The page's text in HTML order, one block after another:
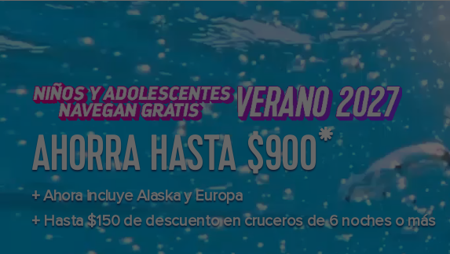
AHORRA HASTA $900*
+ Ahora incluye Alaska y Europa
+ Hasta $150 de descuento en cruceros de 6 noches o más